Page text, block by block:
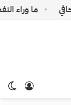
ما وراء
تسجيل